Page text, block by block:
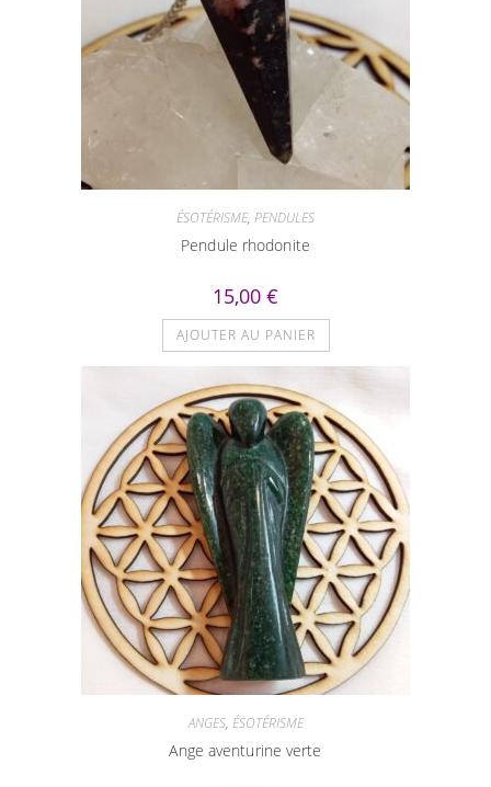
ÉSOTÉRISME, PENDULES
Pendule rhodonite
15,00 €
AJOUTER AU PANIER
ANGES, ÉSOTÉRISME
Ange aventurine verte